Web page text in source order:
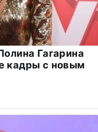
Гагарина
кадры с новым